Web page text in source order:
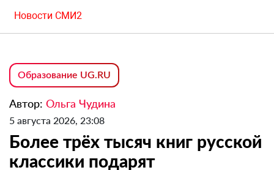
Новости СМИ2
Образование UG.RU
Автор: Ольга Чудина
5 августа 2026, 23:08
Более трёх тысяч книг русской
классики подарят